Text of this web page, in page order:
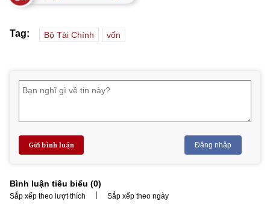
Tag: Bộ Tài Chính vốn
Gửi bình luận Đăng nhập
Bình luận tiêu biểu (0)
Sắp xếp theo lượt thích | Sắp xếp theo ngày